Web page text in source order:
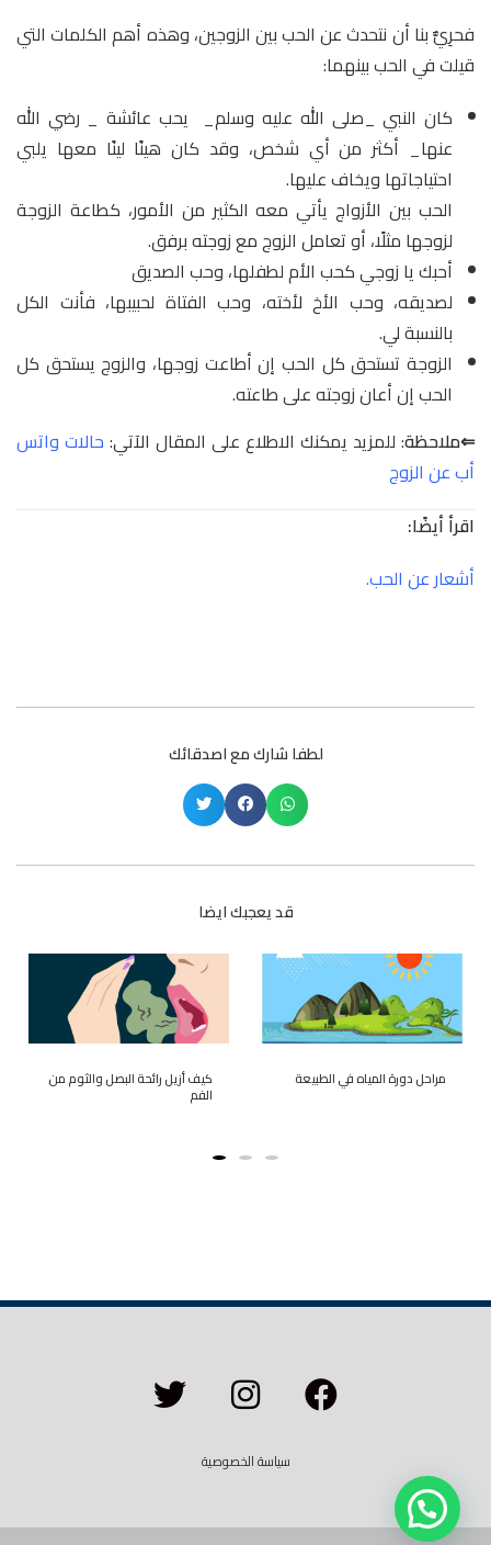
فحرِيٌّ بنا أن نتحدث عن الحب بين الزوجين، وهذه أهم الكلمات التي
قيلت في الحب بينهما:
كان النبي _صلى الله عليه وسلم_ يحب عائشة _ رضي الله
عنها_ أكثر من أي شخص، وقد كان هينًا لينًا معها يلبي
احتياجاتها ويخاف عليها.
الحب بين الأزواج يأتي معه الكثير من الأمور، كطاعة الزوجة
لزوجها مثلًا، أو تعامل الزوج مع زوجته برفق.
أحبك يا زوجي كحب الأم لطفلها، وحب الصديق
لصديقه، وحب الأخ لأخته، وحب الفتاة لحبيبها، فأنت الكل
بالنسبة لي.
الزوجة تستحق كل الحب إن أطاعت زوجها، والزوج يستحق كل
الحب إن أعان زوجته على طاعته.
⇐ملاحظة: للمزيد يمكنك الاطلاع على المقال الآتي: حالات واتس
أب عن الزوج
اقرأ أيضًا:
أشعار عن الحب.
لطفا شارك مع اصدقائك
قد يعجبك ايضا
مراحل دورة المياه في الطبيعة كيف أزيل رائحة البصل والثوم من
الفم
سياسة الخصوصية